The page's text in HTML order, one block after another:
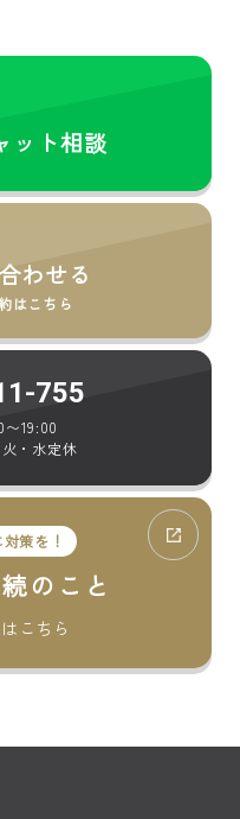
ット相談
わせる
はこちら
755
19:00
・水定休
策を！
のこと
こちら